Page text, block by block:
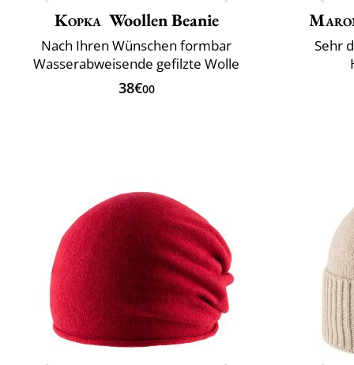
Kopka Woollen Beanie
Nach Ihren Wünschen formbar
Wasserabweisende gefilzte Wolle
38€00
Sehr